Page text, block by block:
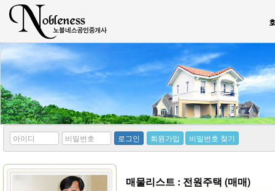
*
아
디
*
비
번
호
로그인 회원가입 비밀번호 찾기
매물리스트 : 전원주택 (매매)